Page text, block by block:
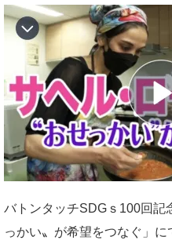
バトンタッチSDGｓ100回記
っかい〟が希望をつなぐ」